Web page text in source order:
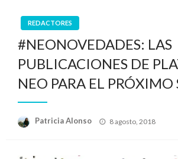
REDACTORES
#NEONOVEDADES: LAS
PUBLICACIONES DE
NEO PARA EL PRÓXIMO
Patricia Alonso
Publicado
8 agosto, 2018